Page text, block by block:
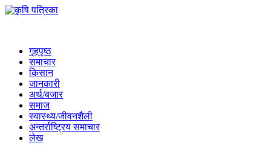
गृहपृष्ठ
समाचार
किसान
जानकारी
अर्थ/बजार
समाज
स्वास्थ्य/जीवनशैली
अन्तर्राष्ट्रिय समाचार
लेख